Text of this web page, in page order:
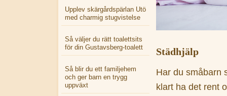
Städhjälp
Har du småbarn
klart ha det rent
Upplev skärgårdspärlan Utö
med charmig stugvistelse
Så väljer du rätt toalettsits
för din Gustavsberg-toalett
Så blir du ett familjehem
och ger barn en trygg
uppväxt